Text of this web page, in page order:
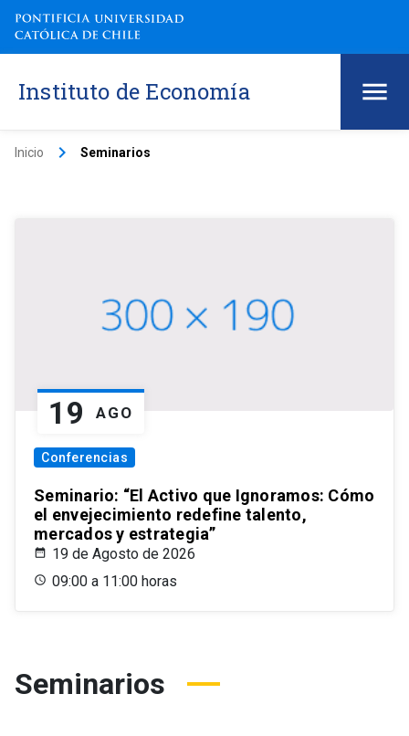
Instituto de Economía
Inicio keyboard_arrow_right Seminarios
19 AGO
Conferencias
Seminario: “El Activo que Ignoramos: Cómo
el envejecimiento redefine talento,
mercados y estrategia”
19 de Agosto de 2026
09:00 a 11:00 horas
Seminarios